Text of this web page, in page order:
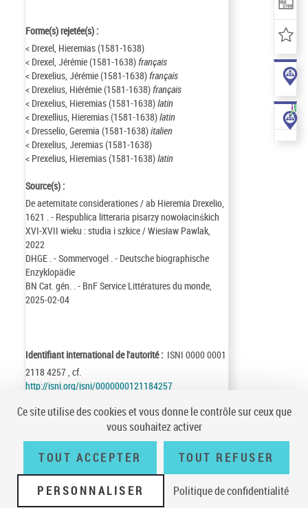
Forme(s) rejetée(s) :
< Drexel, Hieremias (1581-1638)
< Drexel, Jérémie (1581-1638)français
< Drexelius, Jérémie (1581-1638)français
< Drexelius, Hiérémie (1581-1638)français
< Drexelius, Hieremias (1581-1638)latin
< Drexellius, Hieremias (1581-1638)latin
< Dresselio, Geremia (1581-1638)italien
< Drexelius, Jeremias (1581-1638)
< Prexelius, Hieremias (1581-1638)latin
Source(s) :
De aeternitate considerationes / ab Hieremia Drexelio,
1621 . - Respublica litteraria pisarzy nowołacinśkich
XVI-XVII wieku : studia i szkice / Wiesław Pawlak,
2022
DHGE . - Sommervogel . - Deutsche biographische
Enzyklopädie
BN Cat. gén. . - BnF Service Littératures du monde,
2025-02-04
Identifiant international de l'autorité : ISNI 0000 0001
2118 4257 , cf.
http://isni.org/isni/0000000121184257
Notice n° :FRBNF10650422
Mise à jour :25/02/04
Conditions générales d'utilisation | A propos | Plan du site |
Écrire à la
Ce site utilise des cookies et vous donne le contrôle sur ceux que
vous souhaitez activer
TOUT ACCEPTER TOUT REFUSER
PERSONNALISER Politique de confidentialité